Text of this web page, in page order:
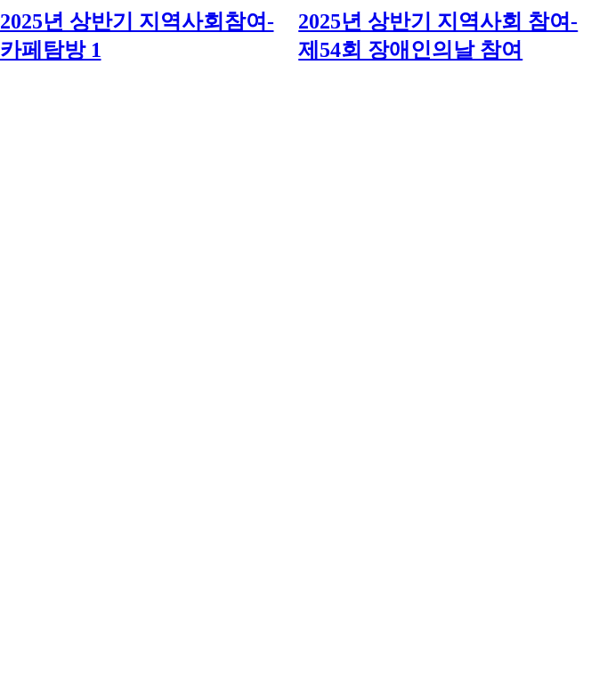
2025년 상반기 지역사회참여-
카페탐방 1
2025년 상반기 지역사회 참여-
제54회 장애인의날 참여